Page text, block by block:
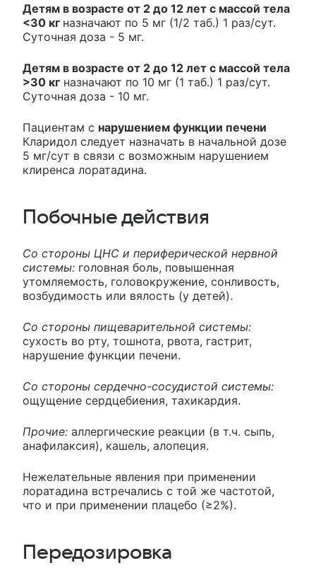
Детям в возрасте от 2 до 12 лет с массой тела
<30 кг назначают по 5 мг (1/2 таб.) 1 раз/сут.
Суточная доза - 5 мг.
Детям в возрасте от 2 до 12 лет с массой тела
>30 кг назначают по 10 мг (1 таб.) 1 раз/сут.
Суточная доза - 10 мг.
Пациентам с нарушением функции печени
Кларидол следует назначать в начальной дозе
5 мг/сут в связи с возможным нарушением
клиренса лоратадина.
Побочные действия
Со стороны ЦНС и периферической нервной
системы: головная боль, повышенная
утомляемость, головокружение, сонливость,
возбудимость или вялость (у детей).
Со стороны пищеварительной системы:
сухость во рту, тошнота, рвота, гастрит,
нарушение функции печени.
Со стороны сердечно-сосудистой системы:
ощущение сердцебиения, тахикардия.
Прочие: аллергические реакции (в т.ч. сыпь,
анафилаксия), кашель, алопеция.
Нежелательные явления при применении
лоратадина встречались с той же частотой,
что и при применении плацебо (≥2%).
Передозировка